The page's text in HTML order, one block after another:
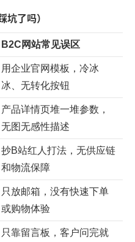
坑了吗）
B2C网站常见误区
用企业官网模板，冷冰
冰、无转化按钮
产品详情页堆一堆参数，
无图无感性描述
抄B站红人打法，无供应链
和物流保障
只放邮箱，没有快速下单
或购物体验
只靠留言板，客户问完就